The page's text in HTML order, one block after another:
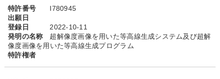
特許番号
I780945
出願日
登録日
2022-10-11
発明の名称
超解像度画像を用いた等高線生成システム及び超解
像度画像を用いた等高線生成プログラム
特許権者